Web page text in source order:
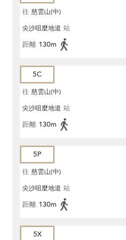
往 慈雲山(中)
尖沙咀麼地道 站
距離 130m
5C
往 慈雲山(中)
尖沙咀麼地道 站
距離 130m
5P
往 慈雲山(中)
尖沙咀麼地道 站
距離 130m
5X